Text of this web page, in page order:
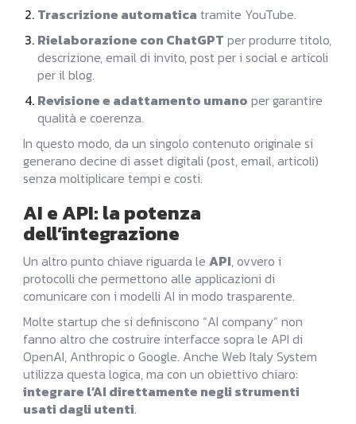
Trascrizione automatica tramite YouTube.
Rielaborazione con ChatGPT per produrre titolo,
descrizione, email di invito, post per i social e articoli
per il blog.
Revisione e adattamento umano per garantire
qualità e coerenza.
In questo modo, da un singolo contenuto originale si
generano decine di asset digitali (post, email, articoli)
senza moltiplicare tempi e costi.
AI e API: la potenza
dell’integrazione
Un altro punto chiave riguarda le API, ovvero i
protocolli che permettono alle applicazioni di
comunicare con i modelli AI in modo trasparente.
Molte startup che si definiscono “AI company” non
fanno altro che costruire interfacce sopra le API di
OpenAI, Anthropic o Google. Anche Web Italy System
utilizza questa logica, ma con un obiettivo chiaro:
integrare l’AI direttamente negli strumenti
usati dagli utenti.